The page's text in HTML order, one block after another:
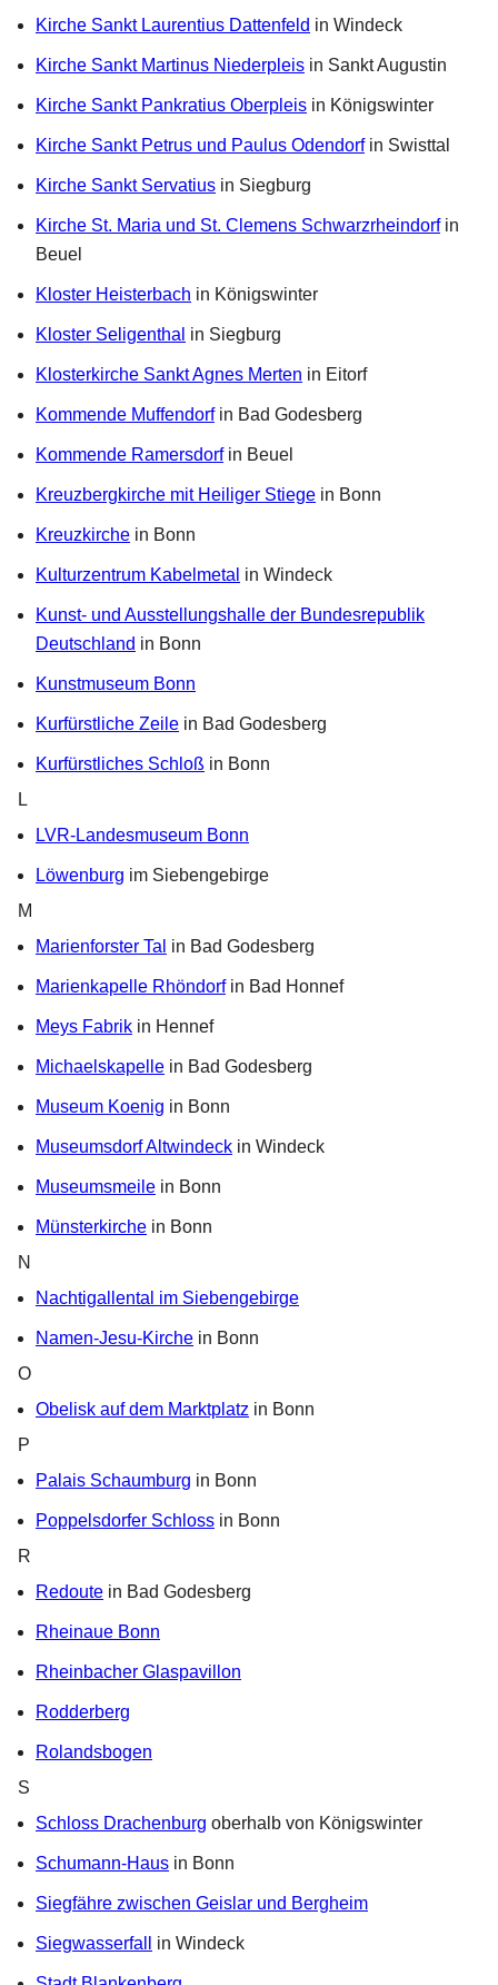
Kirche Sankt Laurentius Dattenfeld in Windeck
Kirche Sankt Martinus Niederpleis in Sankt Augustin
Kirche Sankt Pankratius Oberpleis in Königswinter
Kirche Sankt Petrus und Paulus Odendorfin Swisttal
Kirche Sankt Servatius in Siegburg
Kirche St. Maria und St. Clemens Schwarzrheindorfin
Beuel
Kloster Heisterbach in Königswinter
Kloster Seligenthal in Siegburg
Klosterkirche Sankt Agnes Merten in Eitorf
Kommende Muffendorfin Bad Godesberg
Kommende Ramersdorfin Beuel
Kreuzbergkirche mit Heiliger Stiege in Bonn
Kreuzkirche in Bonn
Kulturzentrum Kabelmetal in Windeck
Kunst- und Ausstellungshalle der Bundesrepublik
Deutschland in Bonn
Kunstmuseum Bonn
Kurfürstliche Zeile in Bad Godesberg
Kurfürstliches Schloß in Bonn
L
LVR-Landesmuseum Bonn
Löwenburg im Siebengebirge
M
Marienforster Tal in Bad Godesberg
Marienkapelle Rhöndorfin Bad Honnef
Meys Fabrik in Hennef
Michaelskapelle in Bad Godesberg
Museum Koenig in Bonn
Museumsdorf Altwindeck in Windeck
Museumsmeile in Bonn
Münsterkirche in Bonn
N
Nachtigallental im Siebengebirge
Namen-Jesu-Kirche in Bonn
O
Obelisk auf dem Marktplatz in Bonn
P
Palais Schaumburg in Bonn
Poppelsdorfer Schloss in Bonn
R
Redoute in Bad Godesberg
Rheinaue Bonn
Rheinbacher Glaspavillon
Rodderberg
Rolandsbogen
S
Schloss Drachenburg oberhalb von Königswinter
Schumann-Haus in Bonn
Siegfähre zwischen Geislar und Bergheim
Siegwasserfall in Windeck